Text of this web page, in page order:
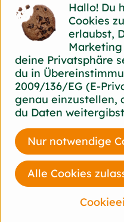
ZWERGENWIESE
D 24887 Silberstedt
Die Zwergenwiese
über 40 Jahren für
hergestellte Bio-
Aus eigener
Brotaufstriche, Senfe,
Fertiggerichte für den
Alles unter dem
Zwergenmütze.
Seit Gründung spielt
Landbaus und die
Hallo! Du
Cookies
erlaubst,
Marketing
deine Privatsphäre
du in
2009/136/EG (E-
genau einzustellen,
du Daten
Nur notwendige
Alle Cookies